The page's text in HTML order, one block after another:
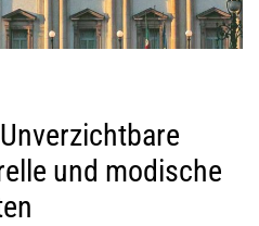
und modische